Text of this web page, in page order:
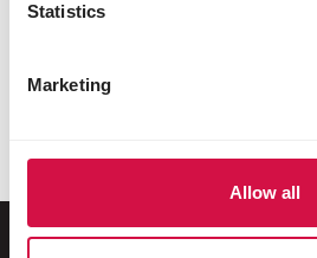
Statistics
Marketing
Allow all
Installer des koïs dans